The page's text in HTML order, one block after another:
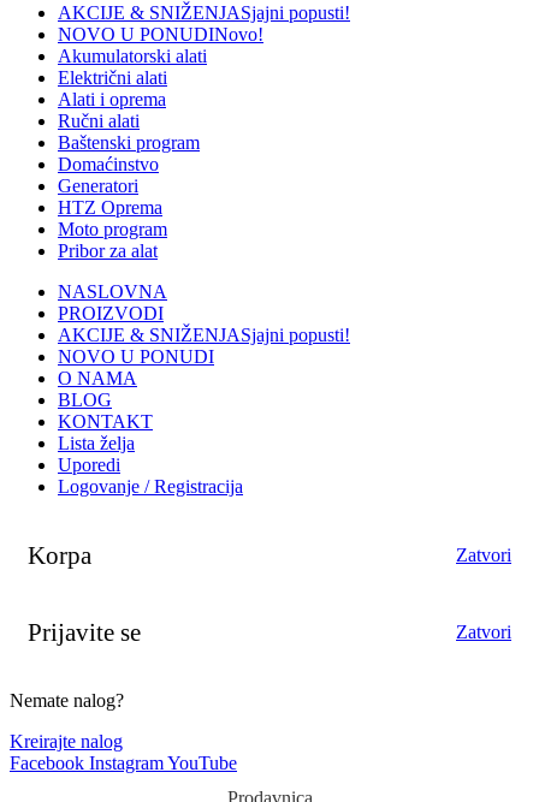
AKCIJE & SNIŽENJASjajni popusti!
NOVO U PONUDINovo!
Akumulatorski alati
Električni alati
Alati i oprema
Ručni alati
Baštenski program
Domaćinstvo
Generatori
HTZ Oprema
Moto program
Pribor za alat
NASLOVNA
PROIZVODI
AKCIJE & SNIŽENJASjajni popusti!
NOVO U PONUDI
O NAMA
BLOG
KONTAKT
Lista želja
Uporedi
Logovanje / Registracija
Korpa Zatvori
Prijavite se Zatvori
Nemate nalog?
Kreirajte nalog
Facebook InstagramYouTube
Prodavnica